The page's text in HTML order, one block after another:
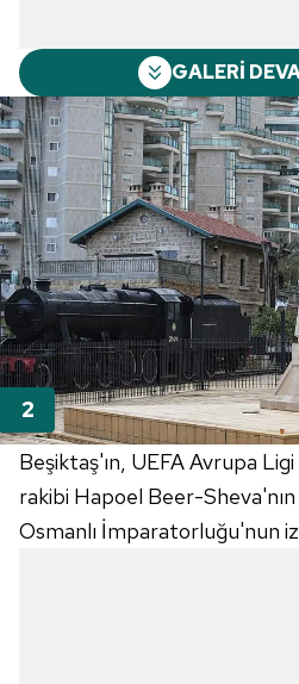
GALERİ
Beşiktaş'ın, UEFA Avrupa
rakibi Hapoel Beer-
Osmanlı İmparatorluğu'nun